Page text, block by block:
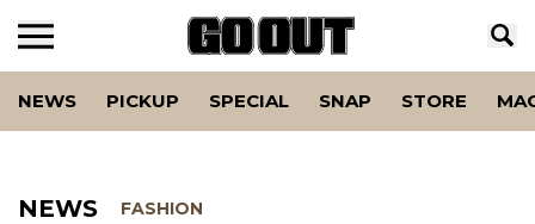
NEWS PICKUP SPECIAL SNAP STORE
NEWS FASHION